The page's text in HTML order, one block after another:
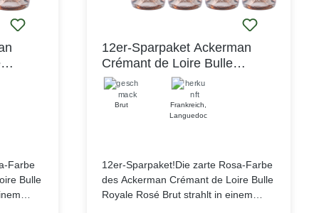
Farbe
Bulle
12er-Sparpaket Ackerman
Crémant de Loire Bulle
Royale Cuvée Privilège Rosé
Brut AOP
Brut Frankreich
Languedoc
12er-Sparpaket!Die zarte Rosa-Farbe
des Ackerman Crémant de Loire Bulle
Royale Rosé Brut strahlt in einem